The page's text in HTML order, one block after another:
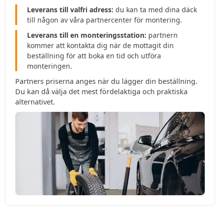
Leverans till valfri adress: du kan ta med dina däck
till någon av våra partnercenter för montering.
Leverans till en monteringsstation: partnern
kommer att kontakta dig när de mottagit din
beställning för att boka en tid och utföra
monteringen.
Partners priserna anges när du lägger din beställning.
Du kan då välja det mest fördelaktiga och praktiska
alternativet.